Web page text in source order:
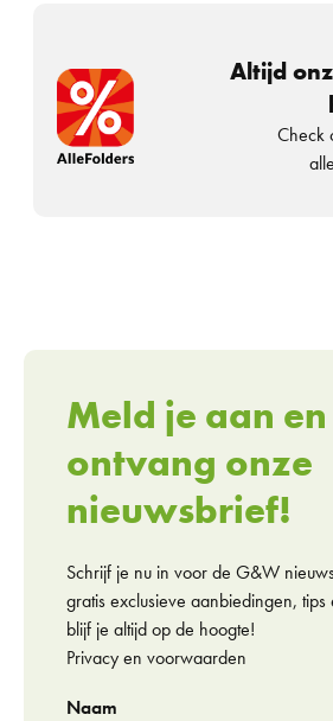
Altijd
Check
Meld je aan en
ontvang onze
nieuwsbrief!
Schrijf je nu in voor de G&W
gratis exclusieve aanbiedingen,
blijf je altijd op de hoogte!
Privacy en voorwaarden
Naam